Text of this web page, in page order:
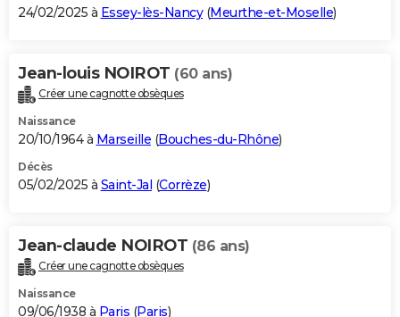
24/02/2025 à Essey-lès-Nancy(Meurthe-et-Moselle)
Jean-louis NOIROT (60 ans)
Créer une cagnotte obsèques
Naissance
20/10/1964 à Marseille (Bouches-du-Rhône)
Décès
05/02/2025 à Saint-Jal (Corrèze)
Jean-claude NOIROT (86 ans)
Créer une cagnotte obsèques
Naissance
09/06/1938 à Paris (Paris)